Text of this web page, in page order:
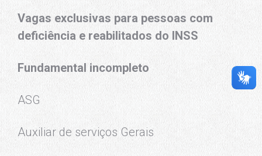
Vagas exclusivas para pessoas com
deficiência e reabilitados do INSS
Fundamental incompleto
ASG
Auxiliar de serviços Gerais